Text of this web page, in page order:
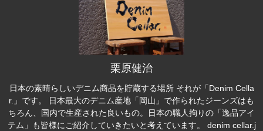
栗原健治
日本の素晴らしいデニム商品を貯蔵する場所 それが「Denim Cella
r.」です。 日本最大のデニム産地「岡山」で作られたジーンズはも
ちろん、国内で生産された良いもの。日本の職人拘りの「逸品アイ
テム」も皆様にご紹介していきたいと考えています。 denim cellar.j